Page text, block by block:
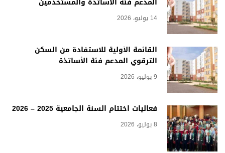
14 يوليو، 2026
القائمة الأولية للاستفادة من السكن
الترقوي المدعم فئة الأساتذة
9 يوليو، 2026
فعاليات اختتام السنة الجامعية 2025 – 2026
8 يوليو، 2026